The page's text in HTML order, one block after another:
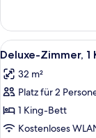
Suite
Alle
Fotos
für
Deluxe-
Zimmer,
1 King-
10
Deluxe-Zimmer,
32 m²
Platz für 2
1 King-Bett
Kostenloses